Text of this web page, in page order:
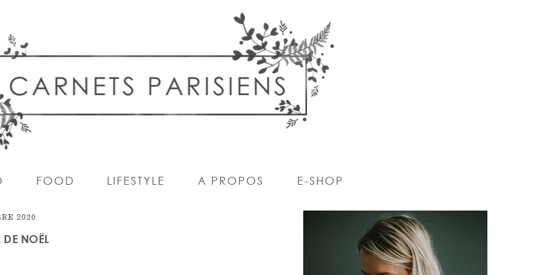
FOOD LIFESTYLE A PROPOS E-SHOP
2020
DE NOËL